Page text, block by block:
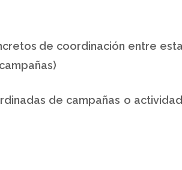
de coordinación entre
de campañas o